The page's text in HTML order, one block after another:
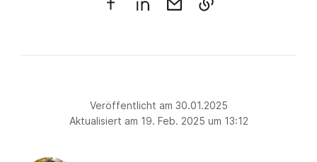
Veröffentlicht am 30.01.2025
Aktualisiert am 19. Feb. 2025 um 13:12